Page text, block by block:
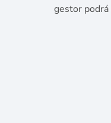
gestor podrá